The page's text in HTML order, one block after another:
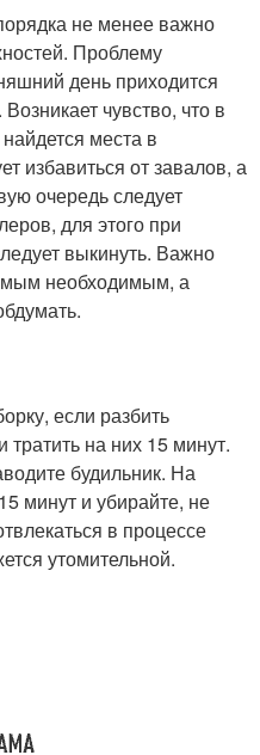
не менее важно
Проблему
день приходится
чувство, что в
места в
избавиться от завалов, а
очередь следует
для этого при
выкинуть. Важно
необходимым, а
если разбить
на них 15 минут.
будильник. На
минут и убирайте, не
в процессе
утомительной.